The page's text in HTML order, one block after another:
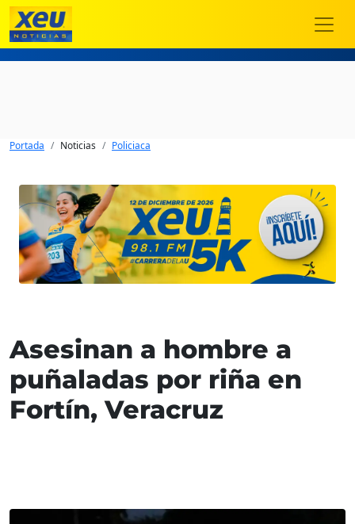
Portada Noticias Policiaca
Asesinan a hombre a
puñaladas por riña en
Fortín, Veracruz